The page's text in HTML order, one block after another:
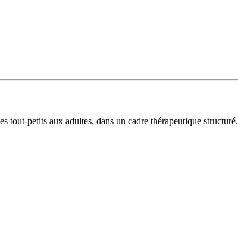
tout-petits aux adultes, dans un cadre thérapeutique structuré.